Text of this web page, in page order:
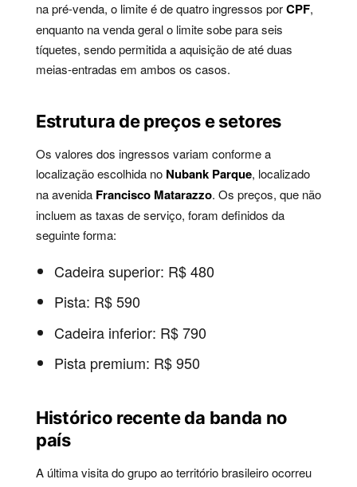
na pré-venda, o limite é de quatro ingressos porCPF,
enquanto na venda geral o limite sobe para seis
tíquetes, sendo permitida a aquisição de até duas
meias-entradas em ambos os casos.
Estrutura de preços e setores
Os valores dos ingressos variam conforme a
localização escolhida no Nubank Parque, localizado
na avenida Francisco Matarazzo. Os preços, que não
incluem as taxas de serviço, foram definidos da
seguinte forma:
Cadeira superior: R$ 480
Pista: R$ 590
Cadeira inferior: R$ 790
Pista premium: R$ 950
Histórico recente da banda no
país
A última visita do grupo ao território brasileiro ocorreu